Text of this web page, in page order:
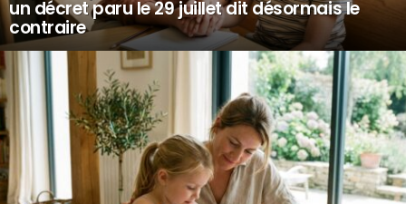
un décret paru le 29 juillet dit désormais le
contraire